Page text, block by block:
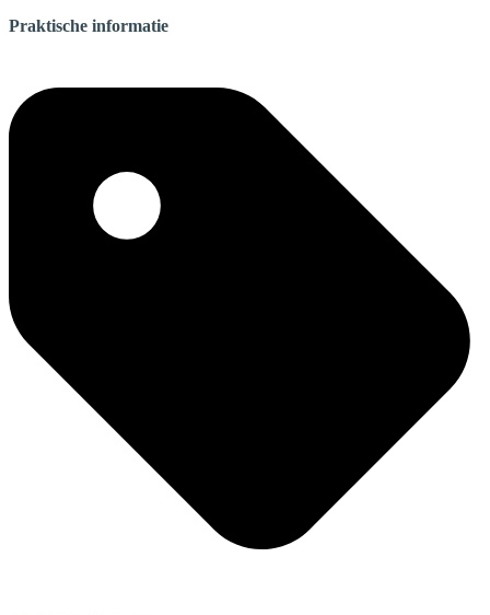
Praktische informatie